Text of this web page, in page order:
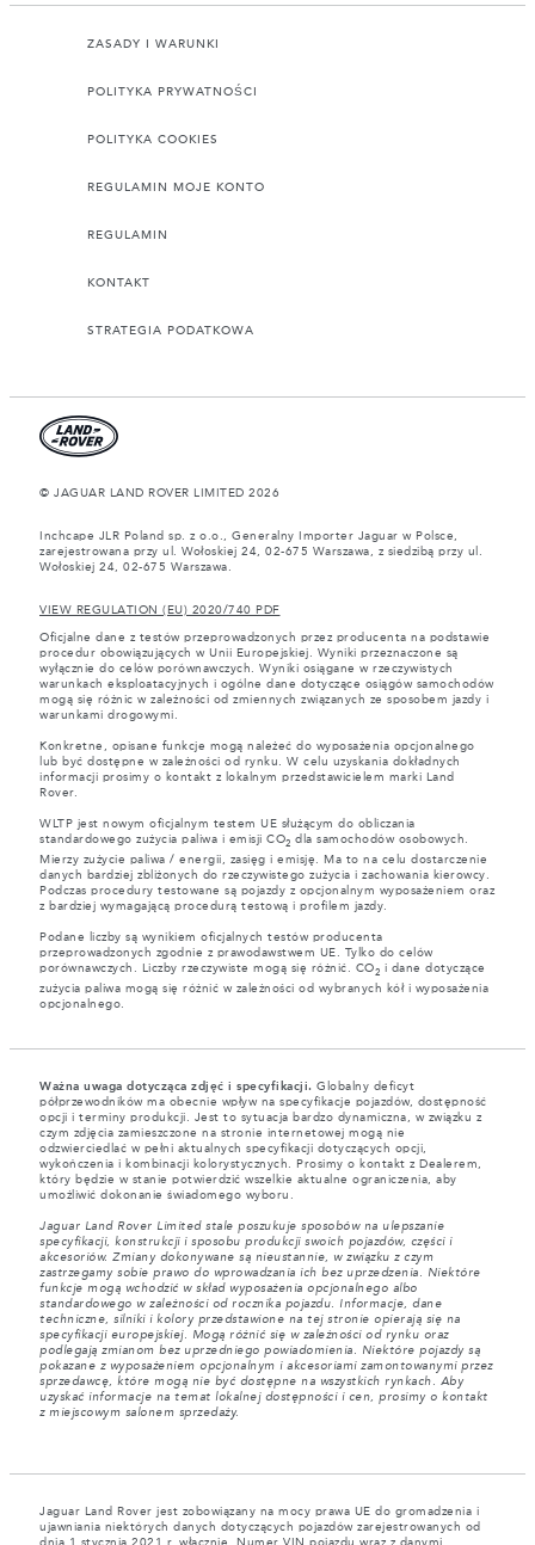
ZASADY I WARUNKI
POLITYKA PRYWATNOŚCI
POLITYKA COOKIES
REGULAMIN MOJE KONTO
REGULAMIN
KONTAKT
STRATEGIA PODATKOWA
© JAGUAR LAND ROVER LIMITED 2026
Inchcape JLR Poland sp. z o.o., Generalny Importer Jaguar w Polsce,
zarejestrowana przy ul. Wołoskiej 24, 02-675 Warszawa, z siedzibą przy ul.
Wołoskiej 24, 02-675 Warszawa.
VIEW REGULATION (EU) 2020/740 PDF
Oficjalne dane z testów przeprowadzonych przez producenta na podstawie
procedur obowiązujących w Unii Europejskiej. Wyniki przeznaczone są
wyłącznie do celów porównawczych. Wyniki osiągane w rzeczywistych
warunkach eksploatacyjnych i ogólne dane dotyczące osiągów samochodów
mogą się różnic w zależności od zmiennych związanych ze sposobem jazdy i
warunkami drogowymi.
Konkretne, opisane funkcje mogą należeć do wyposażenia opcjonalnego
lub być dostępne w zależności od rynku. W celu uzyskania dokładnych
informacji prosimy o kontakt z lokalnym przedstawicielem marki Land
Rover.
WLTP jest nowym oficjalnym testem UE służącym do obliczania
standardowego zużycia paliwa i emisji CO2 dla samochodów osobowych.
Mierzy zużycie paliwa / energii, zasięg i emisję. Ma to na celu dostarczenie
danych bardziej zbliżonych do rzeczywistego zużycia i zachowania kierowcy.
Podczas procedury testowane są pojazdy z opcjonalnym wyposażeniem oraz
z bardziej wymagającą procedurą testową i profilem jazdy.
Podane liczby są wynikiem oficjalnych testów producenta
przeprowadzonych zgodnie z prawodawstwem UE. Tylko do celów
porównawczych. Liczby rzeczywiste mogą się różnić. CO2 i dane dotyczące
zużycia paliwa mogą się różnić w zależności od wybranych kół i wyposażenia
opcjonalnego.
Ważna uwaga dotycząca zdjęć i specyfikacji. Globalny deficyt
półprzewodników ma obecnie wpływ na specyfikacje pojazdów, dostępność
opcji i terminy produkcji. Jest to sytuacja bardzo dynamiczna, w związku z
czym zdjęcia zamieszczone na stronie internetowej mogą nie
odzwierciedlać w pełni aktualnych specyfikacji dotyczących opcji,
wykończenia i kombinacji kolorystycznych. Prosimy o kontakt z Dealerem,
który będzie w stanie potwierdzić wszelkie aktualne ograniczenia, aby
umożliwić dokonanie świadomego wyboru.
Jaguar Land Rover Limited stale poszukuje sposobów na ulepszanie
specyfikacji, konstrukcji i sposobu produkcji swoich pojazdów, części i
akcesoriów. Zmiany dokonywane są nieustannie, w związku z czym
zastrzegamy sobie prawo do wprowadzania ich bez uprzedzenia. Niektóre
funkcje mogą wchodzić w skład wyposażenia opcjonalnego albo
standardowego w zależności od rocznika pojazdu. Informacje, dane
techniczne, silniki i kolory przedstawione na tej stronie opierają się na
specyfikacji europejskiej. Mogą różnić się w zależności od rynku oraz
podlegają zmianom bez uprzedniego powiadomienia. Niektóre pojazdy są
pokazane z wyposażeniem opcjonalnym i akcesoriami zamontowanymi przez
sprzedawcę, które mogą nie być dostępne na wszystkich rynkach. Aby
uzyskać informacje na temat lokalnej dostępności i cen, prosimy o kontakt
z miejscowym salonem sprzedaży.
Jaguar Land Rover jest zobowiązany na mocy prawa UE do gromadzenia i
ujawniania niektórych danych dotyczących pojazdów zarejestrowanych od
dnia 1 stycznia 2021 r. włącznie. Numer VIN pojazdu wraz z danymi